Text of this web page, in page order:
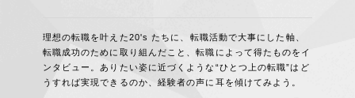
理想の転職を叶えた20's たちに、転職活動で大事にした軸、
転職成功のために取り組んだこと、転職によって得たものをイ
ンタビュー。ありたい姿に近づくような“ひとつ上の転職”はど
うすれば実現できるのか、経験者の声に耳を傾けてみよう。